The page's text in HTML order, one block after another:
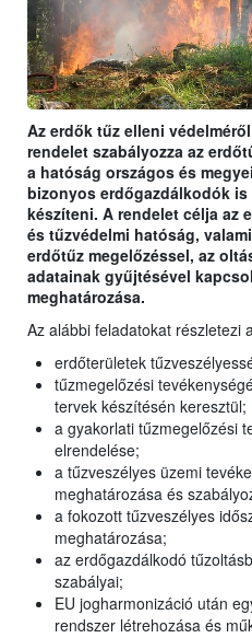
Az erdők tűz elleni
rendelet szabályozza az
a hatóság országos és
bizonyos erdőgazdálkodók
készíteni. A rendelet célja az
és tűzvédelmi hatóság,
erdőtűz megelőzéssel, az
adatainak gyűjtésével
meghatározása.
Az alábbi feladatokat részletezi
erdőterületek
tűzmegelőzési
tervek készítésén keresztül;
a gyakorlati tűzmegelőzési
elrendelése;
a tűzveszélyes üzemi
meghatározása és
a fokozott tűzveszélyes
meghatározása;
az erdőgazdálkodó
szabályai;
EU jogharmonizáció után
rendszer létrehozása és